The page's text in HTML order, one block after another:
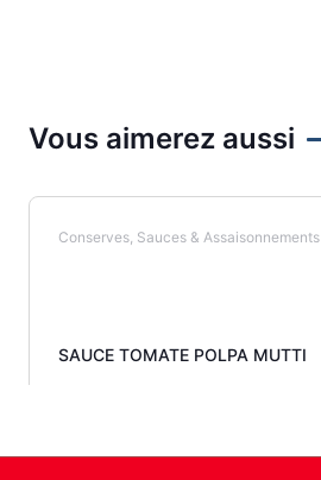
Vous aimerez aussi
Conserves, Sauces & Assaisonnements
SAUCE TOMATE POLPA MUTTI